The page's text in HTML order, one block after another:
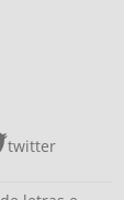
twitter